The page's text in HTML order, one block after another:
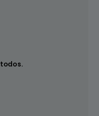
Si lavás tu auto en casa